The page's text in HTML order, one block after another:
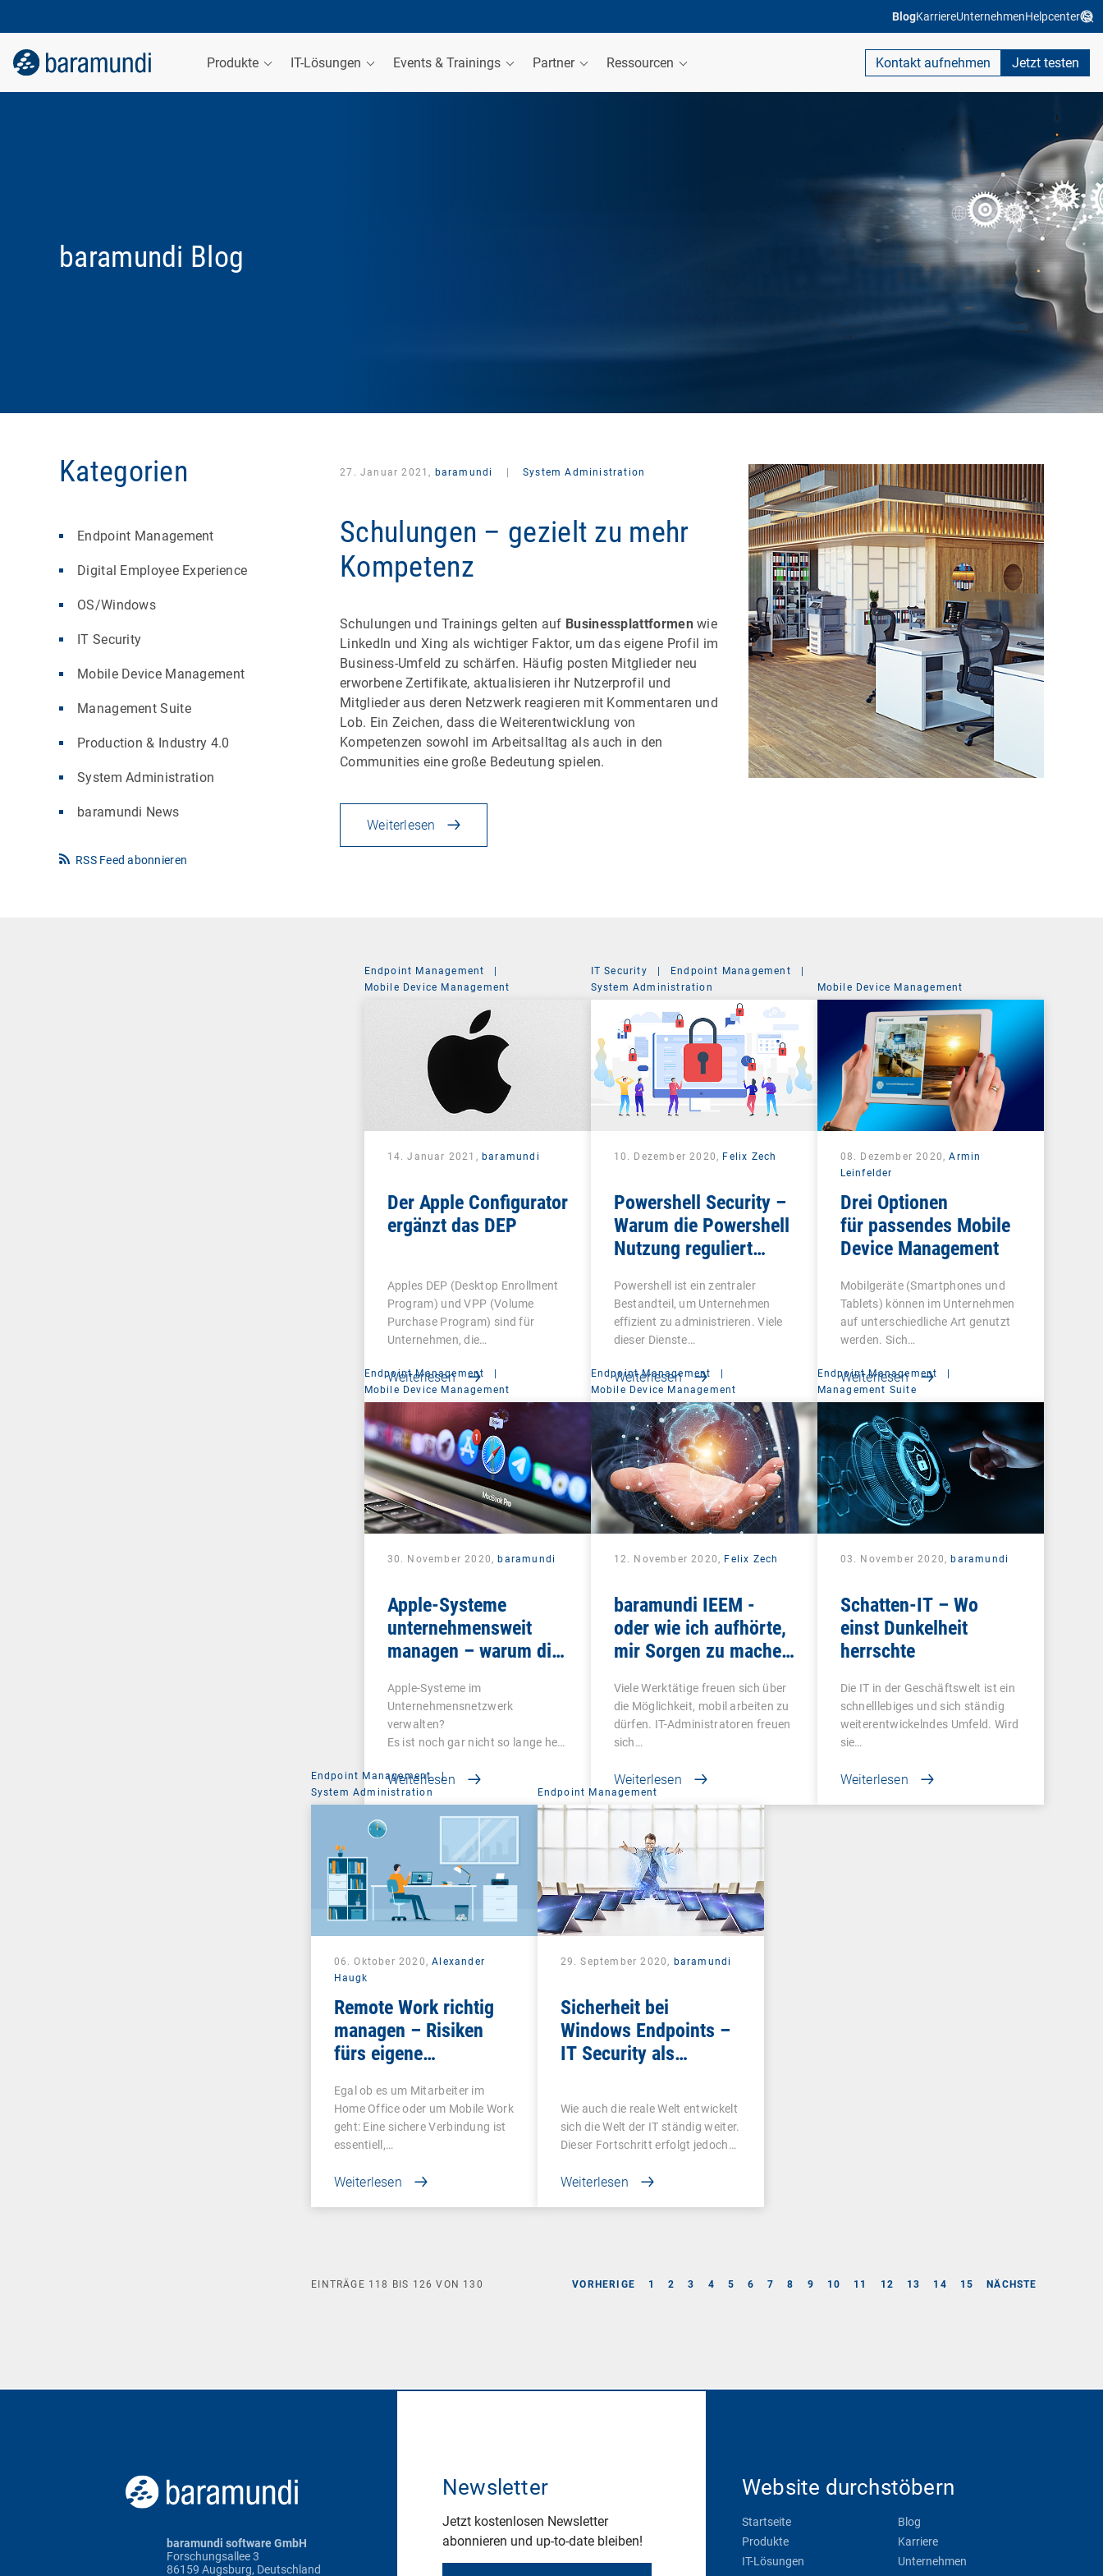
BlogKarriereUnternehmenHelpcenter
Produkte IT-Lösungen Events & Trainings Partner Ressourcen Kontakt aufnehmen Jetzt testen
baramundi Blog
Kategorien
Endpoint Management
Digital Employee Experience
OS/Windows
IT Security
Mobile Device Management
Management Suite
Production & Industry 4.0
System Administration
baramundi News
RSS Feed abonnieren
27. Januar 2021, baramundi System Administration
Schulungen – gezielt zu mehr
Kompetenz
Schulungen und Trainings gelten auf Businessplattformen wie
LinkedIn und Xing als wichtiger Faktor, um das eigene Profil im
Business-Umfeld zu schärfen. Häufig posten Mitglieder neu
erworbene Zertifikate, aktualisieren ihr Nutzerprofil und
Mitglieder aus deren Netzwerk reagieren mit Kommentaren und
Lob. Ein Zeichen, dass die Weiterentwicklung von
Kompetenzen sowohl im Arbeitsalltag als auch in den
Communities eine große Bedeutung spielen.
Weiterlesen
Endpoint Management
|
Mobile Device Management
14. Januar 2021, baramundi
Der Apple Configurator
ergänzt das DEP
Apples DEP (Desktop Enrollment
Program) und VPP (Volume
Purchase Program) sind für
Unternehmen, die…
Weiterlesen
IT Security | Endpoint Management
|
System Administration
10. Dezember 2020, Felix Zech
Powershell Security –
Warum die Powershell
Nutzung reguliert
Powershell ist ein zentraler
Bestandteil, um Unternehmen
effizient zu administrieren. Viele
dieser Dienste…
Weiterlesen
Mobile Device Management
08. Dezember 2020,Armin
Leinfelder
Drei Optionen
für passendes Mobile
Device Management
Mobilgeräte (Smartphones und
Tablets) können im Unternehmen
auf unterschiedliche Art genutzt
werden. Sich…
Weiterlesen
Endpoint Management
|
Mobile Device Management
30. November 2020,baramundi
Apple-Systeme
unternehmensweit
managen – warum die
VPP sinnvoll ist
Apple-Systeme im
Unternehmensnetzwerk
verwalten?
Es ist noch gar nicht so lange her,
Weiterlesen
Endpoint Management
|
Mobile Device Management
12. November 2020, Felix Zech
baramundi IEEM -
oder wie ich aufhörte,
mir Sorgen zu machen
liebte
Viele Werktätige freuen sich über
die Möglichkeit, mobil arbeiten zu
dürfen. IT-Administratoren freuen
sich…
Weiterlesen
Endpoint Management
|
Management Suite
03. November 2020,baramundi
Schatten-IT – Wo
einst Dunkelheit
herrschte
Die IT in der Geschäftswelt ist ein
schnelllebiges und sich ständig
weiterentwickelndes Umfeld. Wird
sie…
Weiterlesen
Endpoint Management
|
System Administration
06. Oktober 2020,Alexander
Haugk
Remote Work richtig
managen – Risiken
fürs eigene
vermeiden
Egal ob es um Mitarbeiter im
Home Office oder um Mobile Work
geht: Eine sichere Verbindung ist
essentiell,…
Weiterlesen
Endpoint Management
29. September 2020, baramundi
Sicherheit bei
Windows Endpoints –
IT Security als
Konzept
Wie auch die reale Welt entwickelt
sich die Welt der IT ständig weiter.
Dieser Fortschritt erfolgt jedoch…
Weiterlesen
VORHERIGE 1 2 3 4 5 6 7 8 9 10 11 12 13 14 15 NÄCHSTE
EINTRÄGE 118 BIS 126 VON 130
baramundi software GmbH
Forschungsallee 3
86159 Augsburg, Deutschland
Newsletter
Jetzt kostenlosen Newsletter
abonnieren und up-to-date bleiben!
Website durchstöbern
Startseite
Produkte
IT-Lösungen
Blog
Karriere
Unternehmen